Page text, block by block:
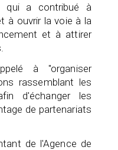
qui a contribué à
à ouvrir la voie à la
et à attirer
à "organiser
rassemblant les
d'échanger les
de partenariats
de l'Agence de